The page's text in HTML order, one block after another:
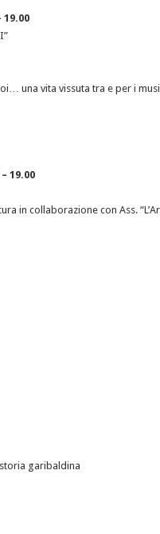
19.00
una vita vissuta tra e per i
19.00
in collaborazione con Ass.
garibaldina